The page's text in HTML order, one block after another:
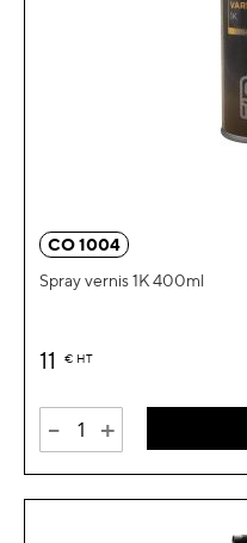
CO 1004
Spray vernis 1K 400ml
11 € HT
- +